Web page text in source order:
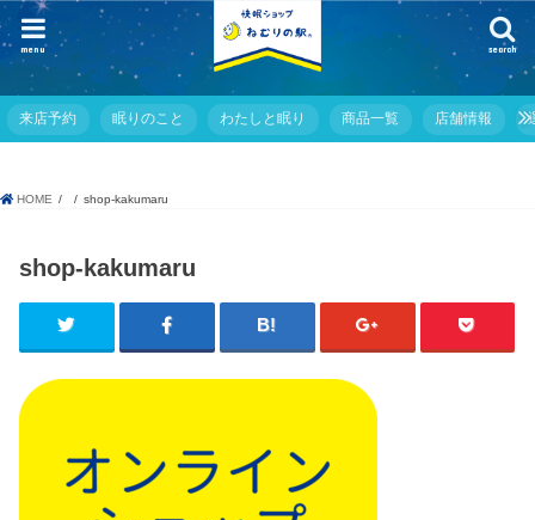
search
menu
来店予約 眠りのこと わたしと眠り 商品一覧 店舗情報
HOME shop-kakumaru
shop-kakumaru